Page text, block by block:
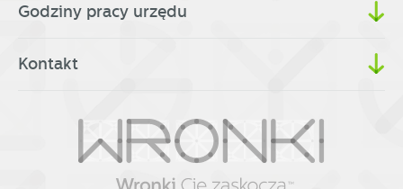
Godziny pracy urzędu
Kontakt